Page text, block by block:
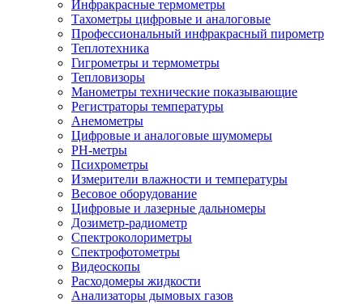
Инфракрасные термометры
Тахометры цифровые и аналоговые
Профессиональный инфракрасный пирометр
Теплотехника
Гигрометры и термометры
Тепловизоры
Манометры технические показывающие
Регистраторы температуры
Анемометры
Цифровые и аналоговые шумомеры
PH-метры
Психрометры
Измерители влажности и температуры
Весовое оборудование
Цифровые и лазерные дальномеры
Дозиметр-радиометр
Спектроколориметры
Спектрофотометры
Видеоскопы
Расходомеры жидкости
Анализаторы дымовых газов